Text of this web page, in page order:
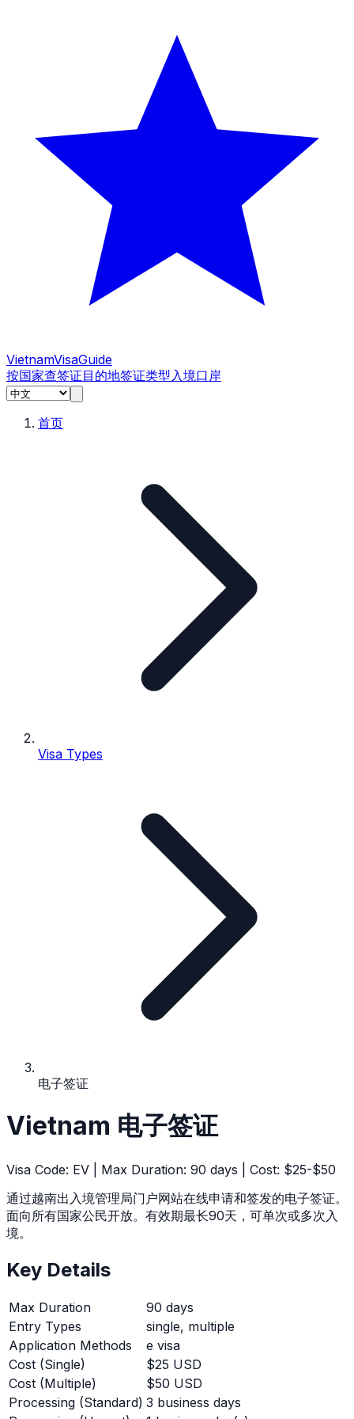
VietnamVisaGuide
按国家查签证目的地签证类型入境口岸
首页
Visa Types
电子签证
Vietnam 电子签证
Visa Code: EV | Max Duration: 90 days | Cost: $25-$50
通过越南出入境管理局门户网站在线申请和签发的电子签证。
面向所有国家公民开放。有效期最长90天，可单次或多次入
境。
Key Details
Max Duration 90 days
Entry Types
single, multiple
Application Methods
e visa
Cost (Single)
$25 USD
Cost (Multiple)
$50 USD
Processing (Standard) 3 business days